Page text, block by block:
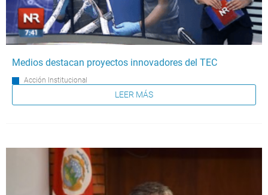
Medios destacan proyectos innovadores del TEC
Acción Institucional
LEER MÁS